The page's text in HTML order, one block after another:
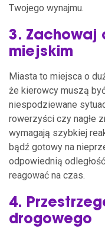
Twojego wynajmu.
3. Zachowaj
miejskim
Miasta to miejsca o
że kierowcy muszą
niespodziewane
rowerzyści czy nagłe
wymagają szybkiej
bądź gotowy na
odpowiednią
reagować na czas.
4.
drogowego